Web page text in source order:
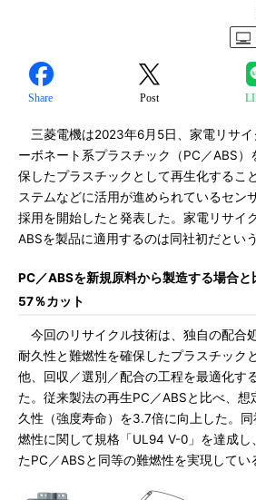
Share Post
三菱電機は2023年6月5日、家電リサイ
ーボネート系プラスチック（PC／ABS
保したプラスチックとして再生化するこ
ステムなどに活用が進められているセン
採用を開始したと発表した。家電リサイ
ABSを製品に適用するのは同社初だという
PC／ABSを新規原料から製造する場合と
57％カット
今回のリサイクル技術は、独自の配合
耐久性と難燃性を確保したプラスチック
他、回収／選別／配合の工程を最適化す
た。従来製法の再生PC／ABSと比べ、
久性（強度寿命）を3.7倍に向上した。
燃性に関して規格「UL94 V-0」を達成し
たPC／ABSと同等の難燃性を実現してい